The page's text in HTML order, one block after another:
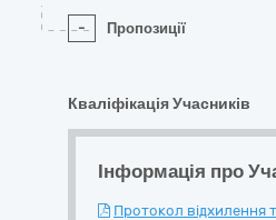
- Пропозиції
Кваліфікація Учасників
Інформація про
Протокол відхилення